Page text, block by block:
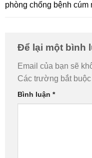
phòng chống bệnh cúm
Để lại một bình
Email của bạn sẽ
Các trường bắt
Bình luận *